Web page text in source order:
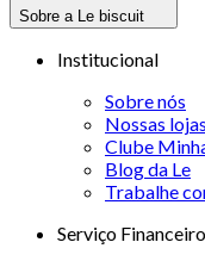
Sobre a Le biscuit
Institucional
Sobre nós
Nossas lojas
Clube
Blog da Le
Trabalhe
Serviço Financeiro